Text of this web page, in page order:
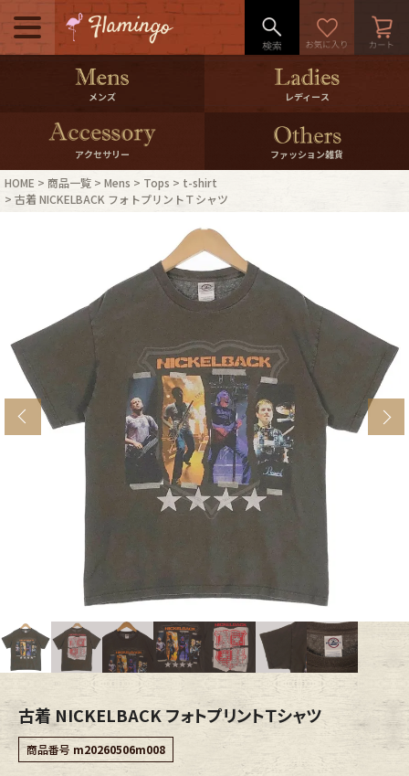
メニュー
500pt＆10％Offクーポンプレゼン
ト
10％0ffクーポンプレゼント
ログイン・会員登録
マイページ
ご利用ガイド International Shipping
特集一覧
ブランドから探す スタッフコーディネート
年代から探す 古着卸DOCK
メンズ商品カテゴリーから探す
Outer
Bottoms Fafatt
レディース商品カテゴリーから探す
Tops Bottoms
メンズ レディース
アクセサリー ファッション雑貨
HOME 商品一覧 Mens Tops
t-shirt
古着 NICKELBACK フォトプリントＴシャツ
古着 NICKELBACK フォトプリントＴシャツ
商品番号 m20260506m008